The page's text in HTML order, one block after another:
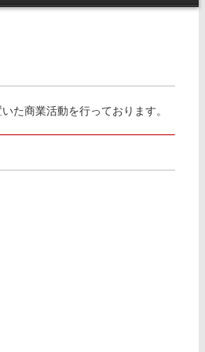
た商業活動を行っております。